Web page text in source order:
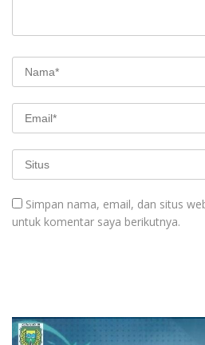
Simpan nama, email, dan situs
untuk komentar saya berikutnya.